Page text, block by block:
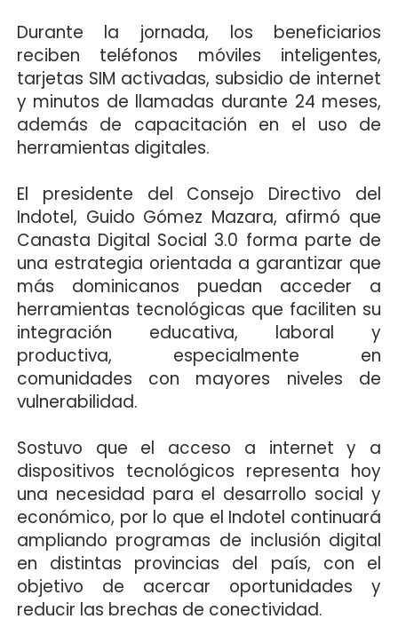
Durante la jornada, los beneficiarios
reciben teléfonos móviles inteligentes,
tarjetas SIM activadas, subsidio de internet
y minutos de llamadas durante 24 meses,
además de capacitación en el uso de
herramientas digitales.
El presidente del Consejo Directivo del
Indotel, Guido Gómez Mazara, afirmó que
Canasta Digital Social 3.0 forma parte de
una estrategia orientada a garantizar que
más dominicanos puedan acceder a
herramientas tecnológicas que faciliten su
integración educativa, laboral y
productiva, especialmente en
comunidades con mayores niveles de
vulnerabilidad.
Sostuvo que el acceso a internet y a
dispositivos tecnológicos representa hoy
una necesidad para el desarrollo social y
económico, por lo que el Indotel continuará
ampliando programas de inclusión digital
en distintas provincias del país, con el
objetivo de acercar oportunidades y
reducir las brechas de conectividad.